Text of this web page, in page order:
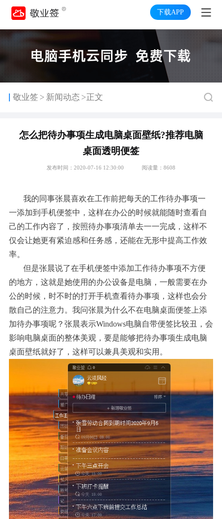
下载APP
敬业签 > 新闻动态 >正文
怎么把待办事项生成电脑桌面壁纸?推荐电脑
桌面透明便签
发布时间：2020-07-16 12:30:00 阅读量：8608
我的同事张晨喜欢在工作前把每天的工作待办事项一
一添加到手机便签中，这样在办公的时候就能随时查看自
己的工作内容了，按照待办事项清单去一一完成，这样不
仅会让她更有紧迫感和任务感，还能在无形中提高工作效
率。
但是张晨说了在手机便签中添加工作待办事项不方便
的地方，这就是她使用的办公设备是电脑，一般需要在办
公的时候，时不时的打开手机查看待办事项，这样也会分
散自己的注意力。我问张晨为什么不在电脑桌面便签上添
加待办事项呢？张晨表示Windows电脑自带便签比较丑，会
影响电脑桌面的整体美观，要是能够把待办事项生成电脑
桌面壁纸就好了，这样可以兼具美观和实用。